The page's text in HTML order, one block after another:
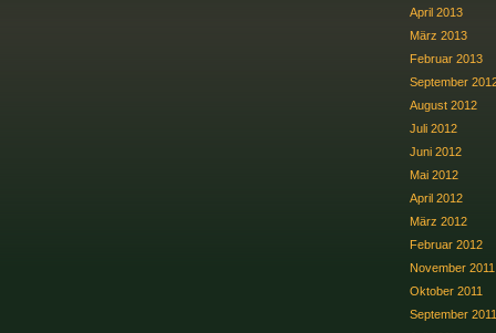
April 2013
März 2013
Februar 2013
September
August 2012
Juli 2012
Juni 2012
Mai 2012
April 2012
März 2012
Februar 2012
November 2011
Oktober 2011
September 2011